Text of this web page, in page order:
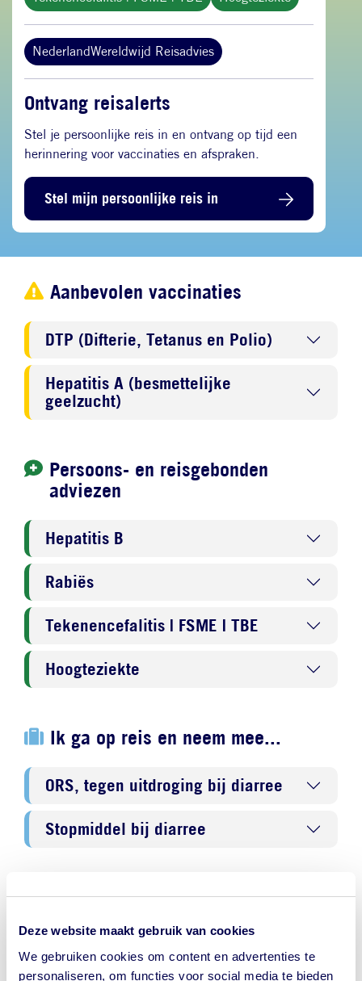
Deze website maakt gebruik van cookies
We gebruiken cookies om content en advertenties te
personaliseren, om functies voor social media te bieden
NederlandWereldwijd Reisadvies
Ontvang reisalerts
Stel je persoonlijke reis in en ontvang op tijd een
herinnering voor vaccinaties en afspraken.
Stel mijn persoonlijke reis in
Aanbevolen vaccinaties
DTP (Difterie, Tetanus en Polio)
Hepatitis A (besmettelijke
geelzucht)
Persoons- en reisgebonden
adviezen
Hepatitis B
Rabiës
Tekenencefalitis | FSME | TBE
Hoogteziekte
Ik ga op reis en neem mee...
ORS, tegen uitdroging bij diarree
Stopmiddel bij diarree
NederlandWereldwijd - Ministerie
Reisadvies Bulgarije